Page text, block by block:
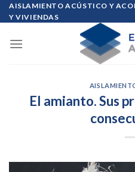
Skip
to
AISLAMIENTO ACÚSTICO Y
Y VIVIENDAS
El amianto. Sus